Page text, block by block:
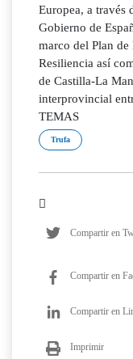
Europea, a través
Gobierno de
marco del Plan
Resiliencia así
de Castilla-La
interprovincial
TEMAS
Trufa
Compartir en
Compartir en
Compartir en
Imprimir